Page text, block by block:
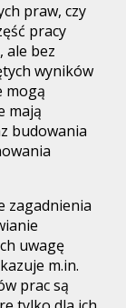
praw, czy
pracy
ale bez
wyników
mogą
mają
budowania
zagadnienia
uwagę
m.in.
prac są